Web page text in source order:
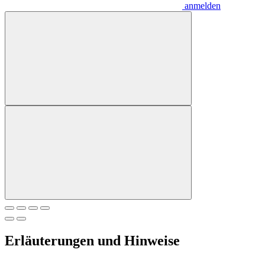
anmelden
Erläuterungen und Hinweise